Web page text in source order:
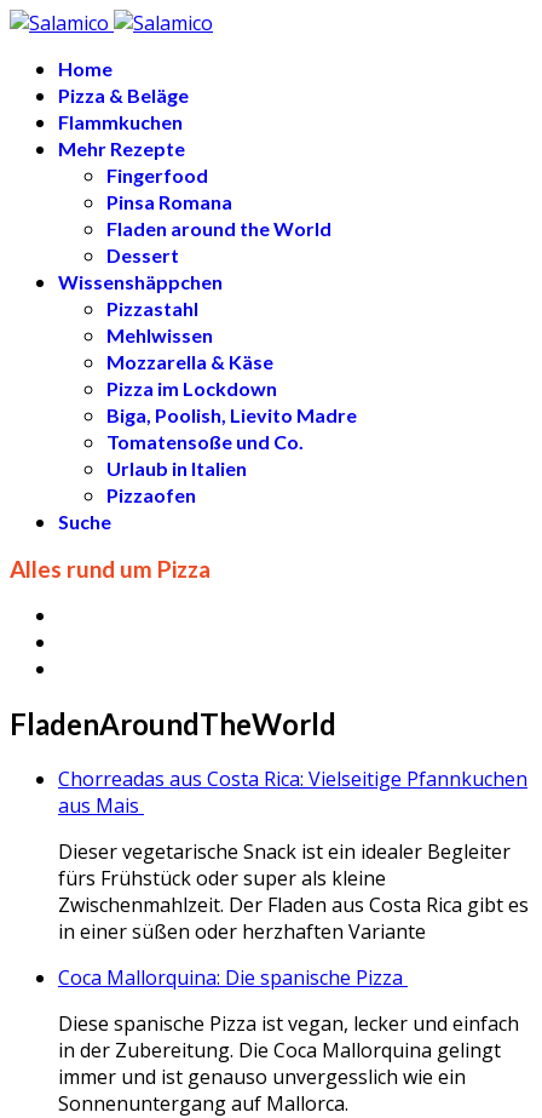
Home
Pizza & Beläge
Flammkuchen
Mehr Rezepte
Fingerfood
Pinsa Romana
Fladen around the World
Dessert
Wissenshäppchen
Pizzastahl
Mehlwissen
Mozzarella & Käse
Pizza im Lockdown
Biga, Poolish, Lievito Madre
Tomatensoße und Co.
Urlaub in Italien
Pizzaofen
Suche
Alles rund um Pizza
FladenAroundTheWorld
Chorreadas aus Costa Rica: Vielseitige Pfannkuchen
aus Mais
Dieser vegetarische Snack ist ein idealer Begleiter
fürs Frühstück oder super als kleine
Zwischenmahlzeit. Der Fladen aus Costa Rica gibt es
in einer süßen oder herzhaften Variante
Coca Mallorquina: Die spanische Pizza
Diese spanische Pizza ist vegan, lecker und einfach
in der Zubereitung. Die Coca Mallorquina gelingt
immer und ist genauso unvergesslich wie ein
Sonnenuntergang auf Mallorca.